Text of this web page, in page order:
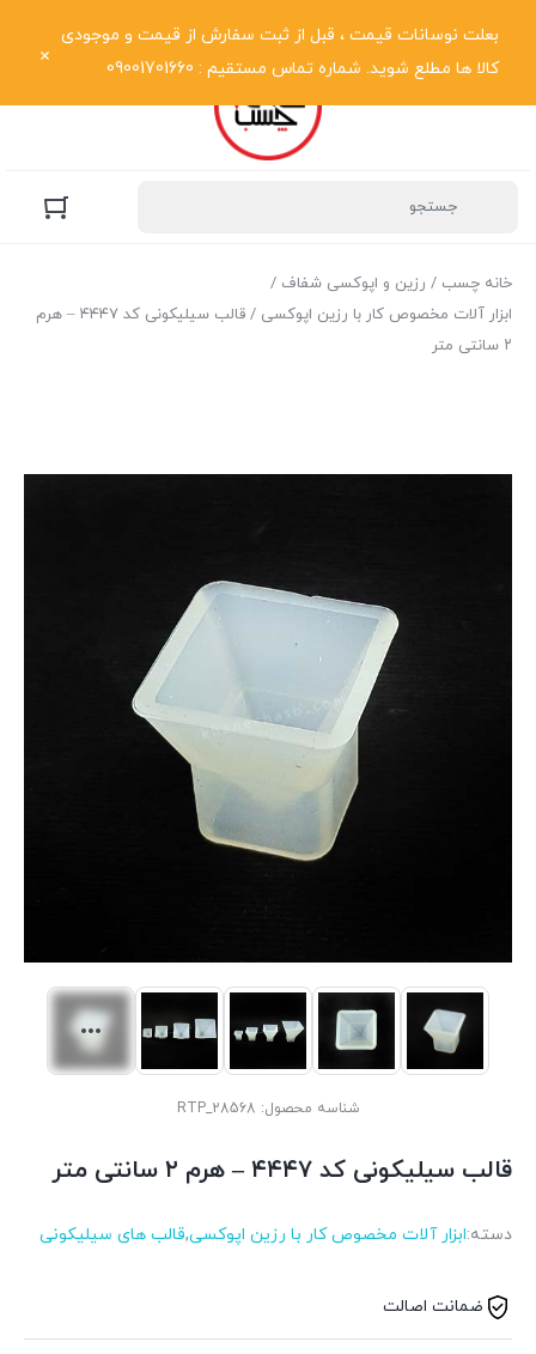
بعلت نوسانات قیمت ، قبل از ثبت سفارش از قیمت و موجودی
کالا ها مطلع شوید. شماره تماس مستقیم : 09001701660
خانه چسب / رزین و اپوکسی شفاف /
ابزار آلات مخصوص کار با رزین اپوکسی
/ قالب سیلیکونی کد ۴۴۴۷ – هرم
۲ سانتی متر
شناسه محصول: RTP_28568
قالب سیلیکونی کد ۴۴۴۷ – هرم ۲ سانتی متر
دسته:ابزار آلات مخصوص کار با رزین اپوکسی,قالب های سیلیکونی
ضمانت اصالت